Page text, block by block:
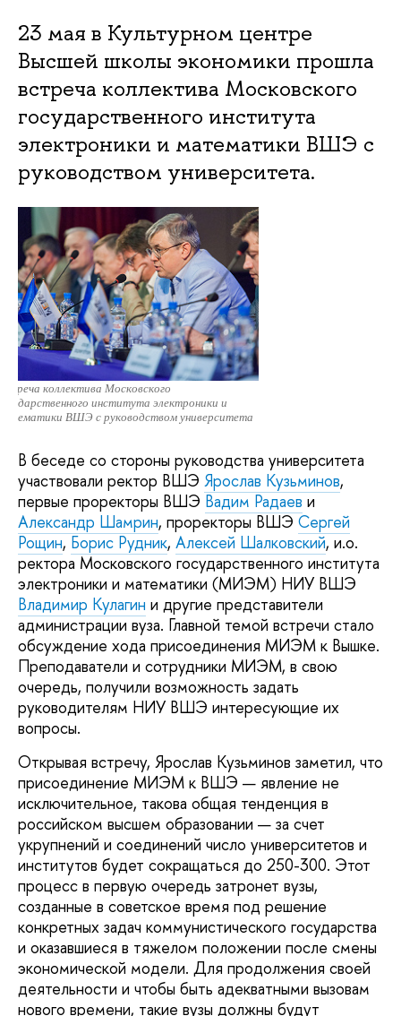
23 мая в Культурном центре
Высшей школы экономики прошла
встреча коллектива Московского
государственного института
электроники и математики ВШЭ с
руководством университета.
коллектива Московского
института электроники и
ВШЭ с руководством университета
В беседе со стороны руководства университета
участвовали ректор ВШЭ Ярослав Кузьминов,
первые проректоры ВШЭ Вадим Радаев и
Александр Шамрин, проректоры ВШЭ Сергей
Рощин, Борис Рудник, Алексей Шалковский, и.о.
ректора Московского государственного института
электроники и математики (МИЭМ) НИУ ВШЭ
Владимир Кулагин и другие представители
администрации вуза. Главной темой встречи стало
обсуждение хода присоединения МИЭМ к Вышке.
Преподаватели и сотрудники МИЭМ, в свою
очередь, получили возможность задать
руководителям НИУ ВШЭ интересующие их
вопросы.
Открывая встречу, Ярослав Кузьминов заметил, что
присоединение МИЭМ к ВШЭ — явление не
исключительное, такова общая тенденция в
российском высшем образовании — за счет
укрупнений и соединений число университетов и
институтов будет сокращаться до 250-300. Этот
процесс в первую очередь затронет вузы,
созданные в советское время под решение
конкретных задач коммунистического государства
и оказавшиеся в тяжелом положении после смены
экономической модели. Для продолжения своей
деятельности и чтобы быть адекватными вызовам
нового времени, такие вузы должны будут